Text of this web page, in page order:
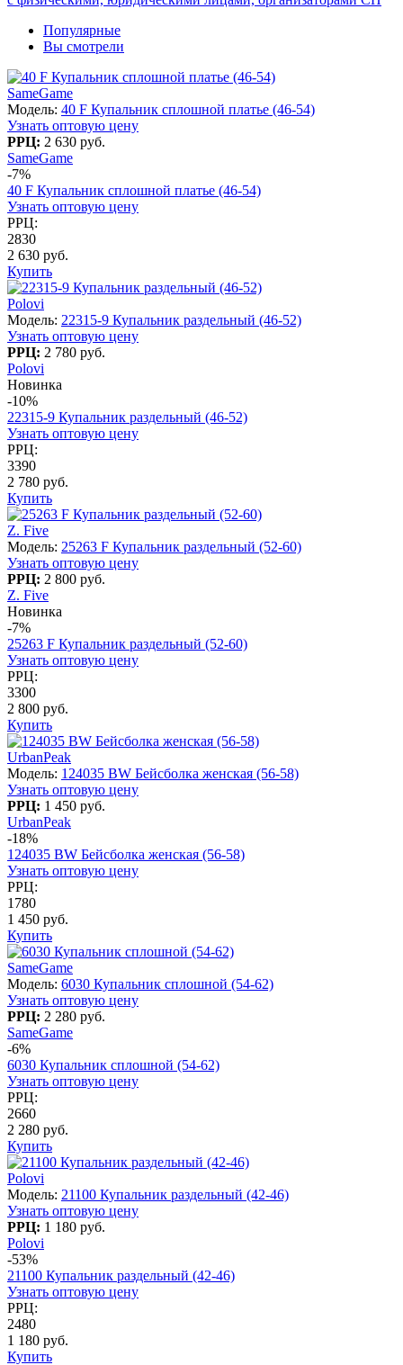
Популярные
Вы смотрели
SameGame
Модель: 40 F Купальник сплошной платье (46-54)
Узнать оптовую цену
РРЦ: 2 630 руб.
SameGame
-7%
40 F Купальник сплошной платье (46-54)
Узнать оптовую цену
РРЦ:
2830
2 630 руб.
Купить
Polovi
Модель: 22315-9 Купальник раздельный (46-52)
Узнать оптовую цену
РРЦ: 2 780 руб.
Polovi
Новинка
-10%
22315-9 Купальник раздельный (46-52)
Узнать оптовую цену
РРЦ:
3390
2 780 руб.
Купить
Z. Five
Модель: 25263 F Купальник раздельный (52-60)
Узнать оптовую цену
РРЦ: 2 800 руб.
Z. Five
Новинка
-7%
25263 F Купальник раздельный (52-60)
Узнать оптовую цену
РРЦ:
3300
2 800 руб.
Купить
UrbanPeak
Модель: 124035 BW Бейсболка женская (56-58)
Узнать оптовую цену
РРЦ: 1 450 руб.
UrbanPeak
-18%
124035 BW Бейсболка женская (56-58)
Узнать оптовую цену
РРЦ:
1780
1 450 руб.
Купить
SameGame
Модель: 6030 Купальник сплошной (54-62)
Узнать оптовую цену
РРЦ: 2 280 руб.
SameGame
-6%
6030 Купальник сплошной (54-62)
Узнать оптовую цену
РРЦ:
2660
2 280 руб.
Купить
Polovi
Модель: 21100 Купальник раздельный (42-46)
Узнать оптовую цену
РРЦ: 1 180 руб.
Polovi
-53%
21100 Купальник раздельный (42-46)
Узнать оптовую цену
РРЦ:
2480
1 180 руб.
Купить